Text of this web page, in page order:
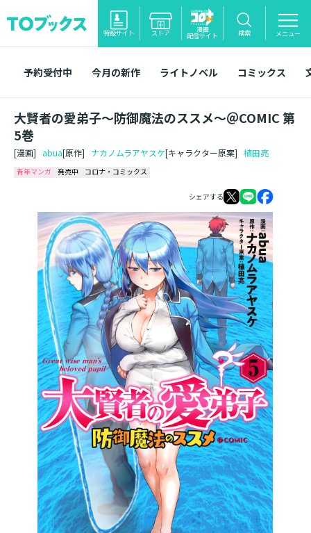
特設サイト ストア 漫画
配信サイト 検索 メニュー
予約受付中 今月の新作 ライトノベル コミックス
大賢者の愛弟子～防御魔法のススメ～＠COMIC 第
5巻
[漫画] abua[原作] ナカノムラアヤスケ[キャラクター原案] 植田亮
青年マンガ 発売中 コロナ・コミックス
シェアする